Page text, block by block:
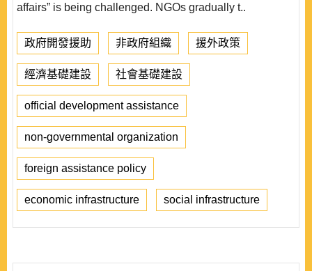
affairs” is being challenged. NGOs gradually t..
政府開發援助 非政府組織 援外政策
經濟基礎建設 社會基礎建設
official development assistance
non-governmental organization
foreign assistance policy
economic infrastructure social infrastructure